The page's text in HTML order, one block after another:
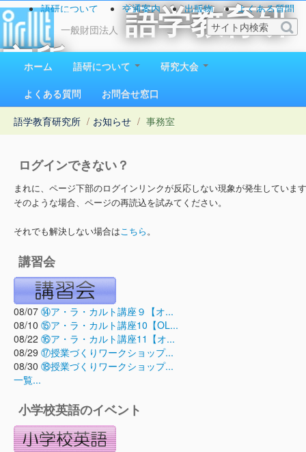
一般財団法人
語学教育研
究所
1923（大正12）年創立
語研について 交通案内 出版物
よくある質問
お問い合わせ
ホーム 語研について
研究大会
よくある質問
お問合せ窓口
語学教育研究所 / お知らせ / 事務室
ログインできない？
まれに、ページ下部のログインリンクが反応しない現象が発生していま
そのような場合、ページの再読込を試みてください。
それでも解決しない場合はこちら。
講習会
08/07 ⑭ア・ラ・カルト講座９【オ...
08/10 ⑮ア・ラ・カルト講座10【OL...
08/22 ⑯ア・ラ・カルト講座11【オ...
08/29 ⑰授業づくりワークショップ...
08/30 ⑱授業づくりワークショップ...
一覧...
小学校英語のイベント